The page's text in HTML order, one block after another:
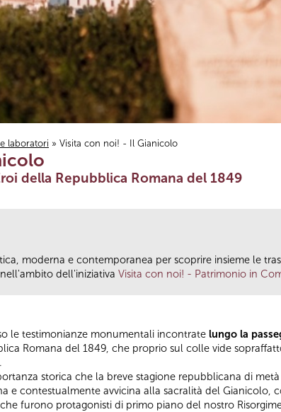
laboratori » Visita con noi! - Il Gianicolo
della Repubblica Romana del 1849
moderna e contemporanea per scoprire insieme le
dell'iniziativa Visita con noi! - Patrimonio in
le testimonianze monumentali incontrate lungo la
Romana del 1849, che proprio sul colle vide
storica che la breve stagione repubblicana di
e contestualmente avvicina alla sacralità del Gianicolo,
furono protagonisti di primo piano del nostro